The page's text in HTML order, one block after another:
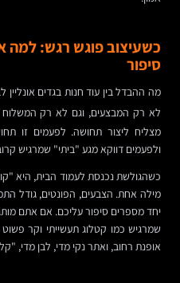
כשעיצוב פוגש רגש: למה
סיפור
מה ההבדל בין עוד חנות בגדים
לא רק המבצעים, וגם לא רק
מצליח ליצור תחושה. לפעמים זו
ולפעמים דווקא מגע "ביתי" שמרגיש
כשהגולשת נכנסת לעמוד הבית, היא
מילה אחת. הצבעים, הפונטים, גודל
יחד מספרים סיפור עליכם. אם אתם
שמרגיש כמו קטלוג תעשייתי וקר
אופנת רחוב, ואתר נקי מדי, לבן מדי,